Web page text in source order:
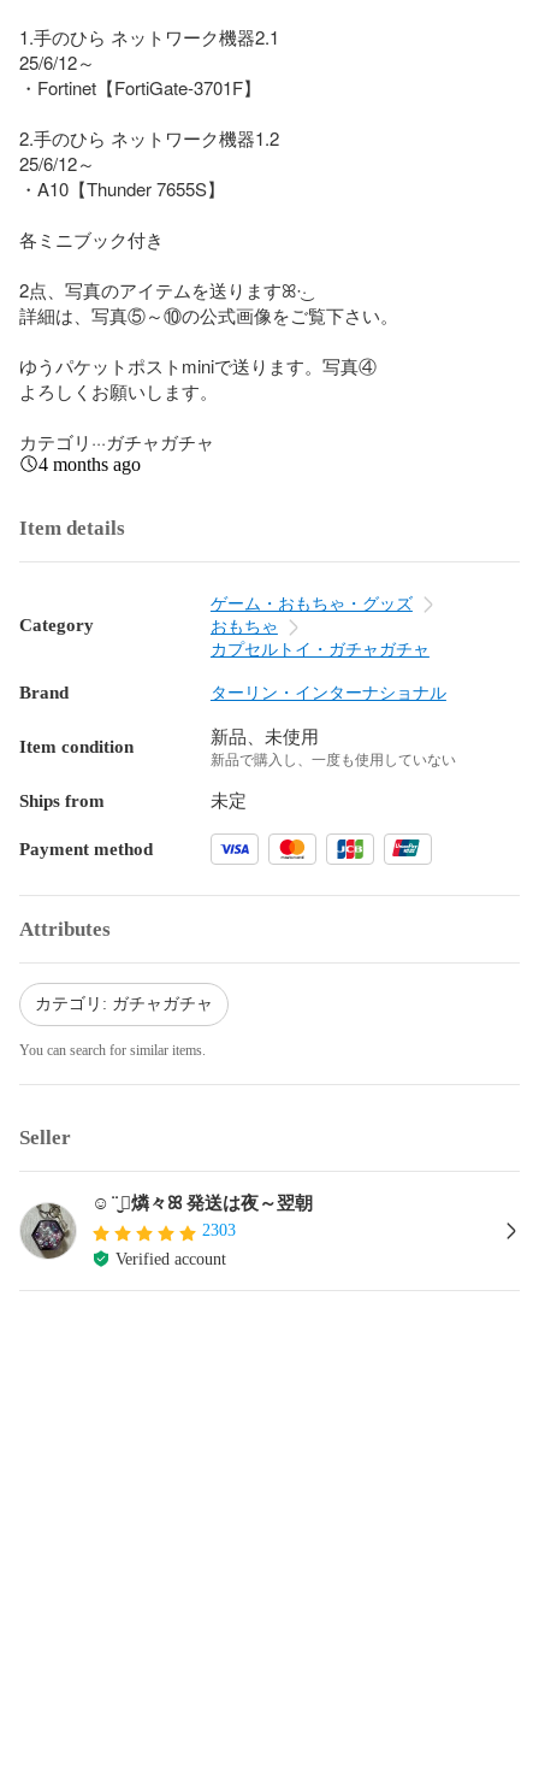
1.手のひら ネットワーク機器2.1
25/6/12～
・Fortinet【FortiGate-3701F】
2.手のひら ネットワーク機器1.2
25/6/12～
・A10【Thunder 7655S】
各ミニブック付き
2点、写真のアイテムを送りますꕤ︎︎·͜·
詳細は、写真⑤～⑩の公式画像をご覧下さい。
ゆうパケットポストminiで送ります。写真④
よろしくお願いします。
カテゴリ···ガチャガチャ
4 months ago
Item details
Category
ゲーム・おもちゃ・グッズ
おもちゃ
カプセルトイ・ガチャガチャ
Brand ターリン・インターナショナル
Item condition 新品、未使用
新品で購入し、一度も使用していない
Ships from 未定
Payment method
Attributes
カテゴリ: ガチャガチャ
You can search for similar items.
Seller
☺︎¨̮⃝燐々ꕤ︎︎ 発送は夜～翌朝
2303
Verified account